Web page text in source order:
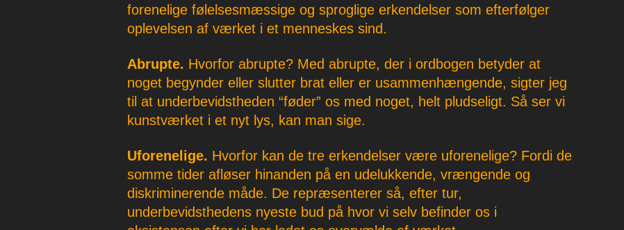
forenelige følelsesmæssige og sproglige erkendelser som efterfølger
oplevelsen af værket i et menneskes sind.
Abrupte. Hvorfor abrupte? Med abrupte, der i ordbogen betyder at
noget begynder eller slutter brat eller er usammenhængende, sigter jeg
til at underbevidstheden “føder” os med noget, helt pludseligt. Så ser vi
kunstværket i et nyt lys, kan man sige.
Uforenelige. Hvorfor kan de tre erkendelser være uforenelige? Fordi de
somme tider afløser hinanden på en udelukkende, vrængende og
diskriminerende måde. De repræsenterer så, efter tur,
underbevidsthedens nyeste bud på hvor vi selv befinder os i